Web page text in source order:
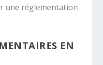
une réglementation
EN